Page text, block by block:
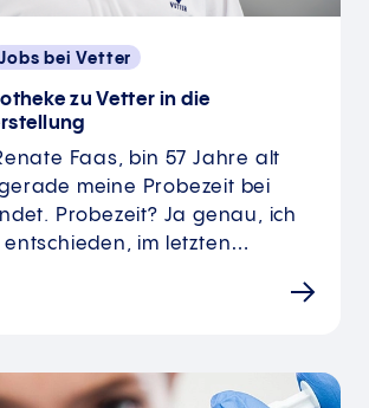
Jobs bei Vetter
zu Vetter in die
Faas, bin 57 Jahre alt
meine Probezeit bei
Probezeit? Ja genau, ich
entschieden, im letzten…